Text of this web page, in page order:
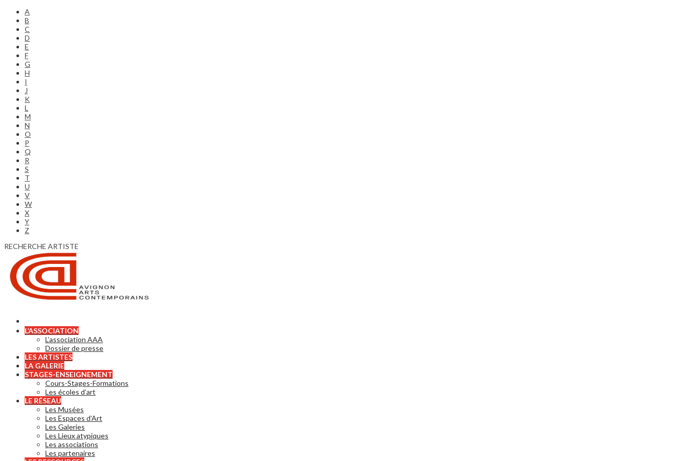
A
B
C
D
E
F
G
H
I
J
K
L
M
N
O
P
Q
R
S
T
U
V
W
X
Y
Z
RECHERCHE ARTISTE
L’ASSOCIATION
L’association AAA
Dossier de presse
LES ARTISTES
LA GALERIE
STAGES-ENSEIGNEMENT
Cours-Stages-Formations
Les écoles d’art
LE RÉSEAU
Les Musées
Les Espaces d’Art
Les Galeries
Les Lieux atypiques
Les associations
Les partenaires